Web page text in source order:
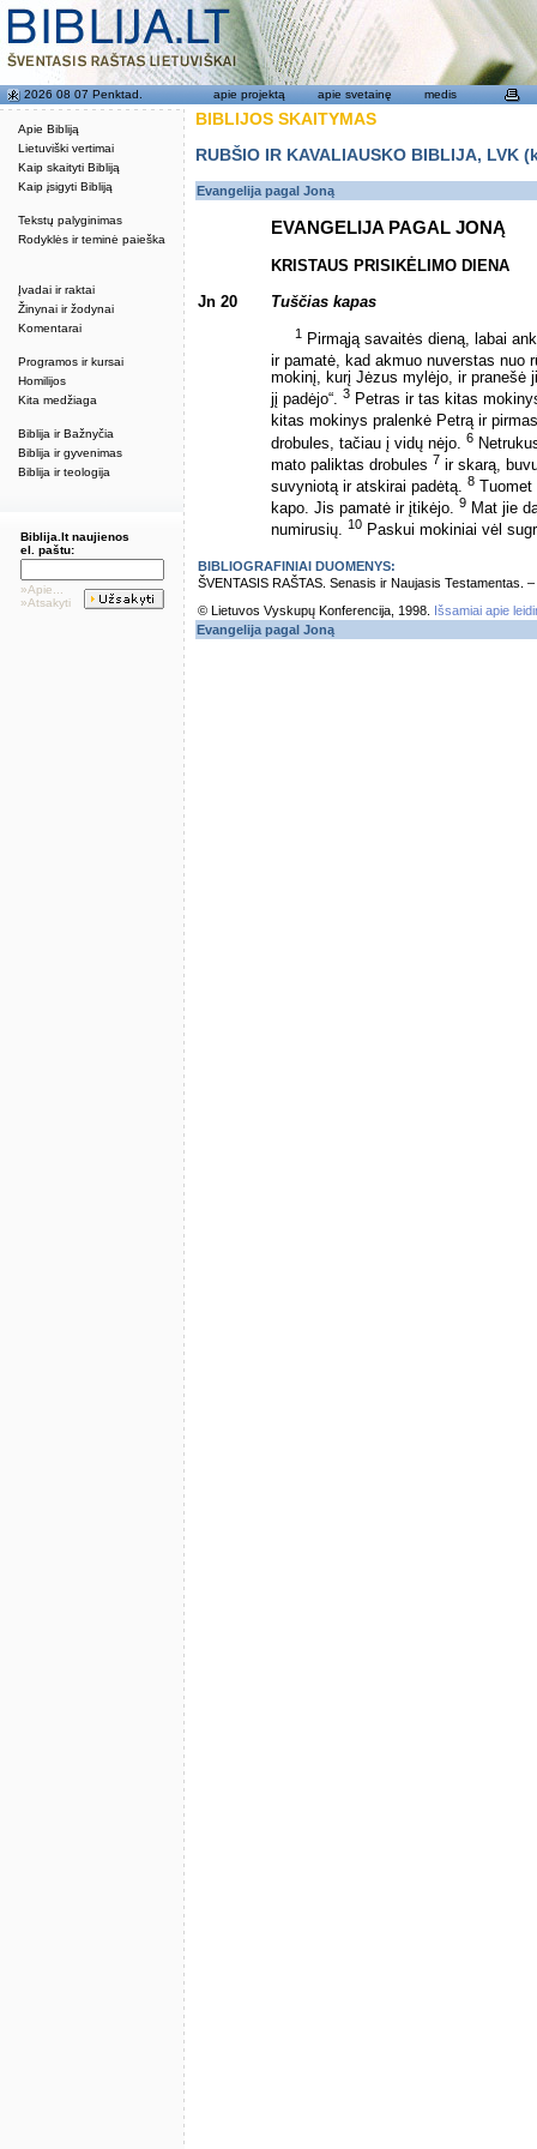
Apie Bibliją
Lietuviški vertimai
Kaip skaityti Bibliją
Kaip įsigyti Bibliją
Tekstų palyginimas
Rodyklės ir teminė paieška
Įvadai ir raktai
Žinynai ir žodynai
Komentarai
Programos ir kursai
Homilijos
Kita medžiaga
Biblija ir Bažnyčia
Biblija ir gyvenimas
Biblija ir teologija
2026 08 07 Penktad. apie projektą apie svetainę medis
Biblija.lt naujienos
el. paštu:
»Apie...
»Atsakyti
BIBLIJOS SKAITYMAS
RUBŠIO IR KAVALIAUSKO BIBLIJA,
Evangelija pagal Joną
EVANGELIJA PAGAL JONĄ
KRISTAUS PRISIKĖLIMO DIENA
Jn 20 Tuščias kapas
1
Pirmąją savaitės dieną, labai
ir pamatė, kad akmuo nuverstas nuo
mokinį, kurį Jėzus mylėjo, ir pranešė
jį padėjo“. 3 Petras ir tas kitas
kitas mokinys pralenkė Petrą ir
drobules, tačiau į vidų nėjo. 6
mato paliktas drobules 7 ir skarą,
suvyniotą ir atskirai padėtą. 8
kapo. Jis pamatė ir įtikėjo. 9 Mat jie
numirusių. 10 Paskui mokiniai vėl
BIBLIOGRAFINIAI DUOMENYS:
ŠVENTASIS RAŠTAS. Senasis ir Naujasis Testamentas.
© Lietuvos Vyskupų Konferencija, 1998.
Išsamiai apie
Evangelija pagal Joną